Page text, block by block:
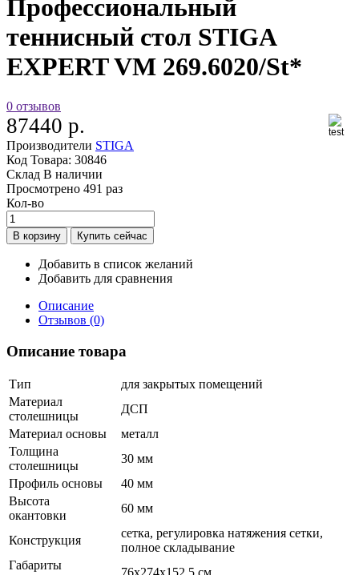
Профессиональный
теннисный стол STIGA
EXPERT VM 269.6020/St*
0 отзывов
87440 р.
Производители STIGA
Код Товара: 30846
Склад В наличии
Просмотрено 491 раз
Кол-во
Добавить в список желаний
Добавить для сравнения
Описание
Отзывов (0)
Описание товара
Тип
для закрытых помещений
Материал
столешницы
ДСП
Материал основы
металл
Толщина
столешницы
30 мм
Профиль основы
40 мм
Высота
окантовки
60 мм
Конструкция
сетка, регулировка натяжения сетки,
полное складывание
Габариты